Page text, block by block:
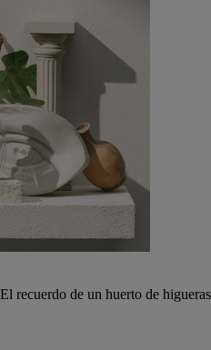
recuerdo de un huerto de higueras